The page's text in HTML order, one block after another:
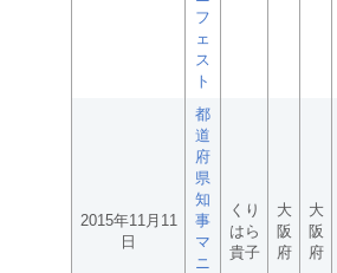
フ
ェ
ス
ト
2015年11月11
日
都
道
府
県
知
事
マ
ニ
くり
はら
貴子
大
阪
府
大
阪
府